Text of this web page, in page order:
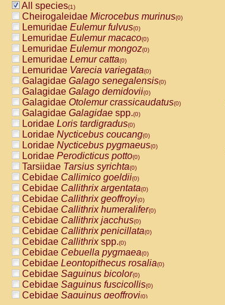
All species(1)
Cheirogaleidae Microcebus murinus(0)
Lemuridae Eulemur fulvus(0)
Lemuridae Eulemur macaco(0)
Lemuridae Eulemur mongoz(0)
Lemuridae Lemur catta(0)
Lemuridae Varecia variegata(0)
Galagidae Galago senegalensis(0)
Galagidae Galago demidovii(0)
Galagidae Otolemur crassicaudatus(0)
Galagidae Galagidae spp.(0)
Loridae Loris tardigradus(0)
Loridae Nycticebus coucang(0)
Loridae Nycticebus pygmaeus(0)
Loridae Perodicticus potto(0)
Tarsiidae Tarsius syrichta(0)
Cebidae Callimico goeldii(0)
Cebidae Callithrix argentata(0)
Cebidae Callithrix geoffroyi(0)
Cebidae Callithrix humeralifer(0)
Cebidae Callithrix jacchus(0)
Cebidae Callithrix penicillata(0)
Cebidae Callithrixspp.(0)
Cebidae Cebuella pygmaea(0)
Cebidae Leontopithecus rosalia(0)
Cebidae Saguinus bicolor(0)
Cebidae Saguinus fuscicollis(0)
Cebidae Saguinus geoffroyi(0)